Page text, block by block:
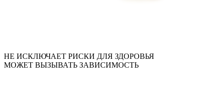
НЕ ИСКЛЮЧАЕТ РИСКИ ДЛЯ ЗДОРОВЬЯ
МОЖЕТ ВЫЗЫВАТЬ ЗАВИСИМОСТЬ